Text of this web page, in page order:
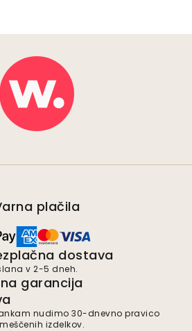
plačila
dostava
v 2-5 dneh.
garancija
nudimo 30-dnevno pravico
izdelkov.